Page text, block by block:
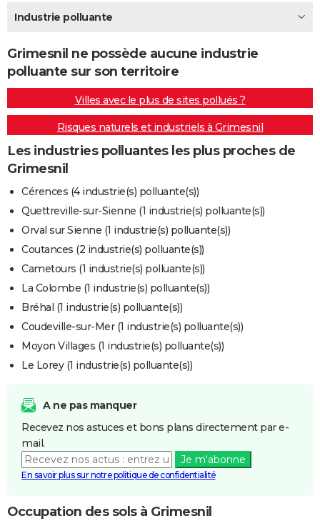
Destinations
City break
Voyage nature
Voyage de noces
Forum
Climat
+PHOTO
GUIDES D'ACHAT
BONS PLANS
CARTE DE VOEUX
Carte de Noël
Carte Bonne année
Carte Saint-Valentin
Carte Pâques
Carte d'anniversaire
DICTIONNAIRE
Dictionnaire
Biographies
Citations
Expressions
Proverbes
PROGRAMME TV
COPAINS D'AVANT
S'inscrire
Se connecter
Lycées
Collèges
Primaires
Universités
Entreprises
Service militaire
Avis de recherche
AVIS DE DÉCÈS
FORUM
Bricolage
Lifestyle
Culture
Sport
Auto
Television
Voyage
Cinema
Industrie polluante
Grimesnil ne possède aucune industrie
polluante sur son territoire
Villes avec le plus de sites pollués ?
Risques naturels et industriels à Grimesnil
Les industries polluantes les plus proches de
Grimesnil
Cérences (4 industrie(s) polluante(s))
Quettreville-sur-Sienne (1 industrie(s) polluante(s))
Orval sur Sienne (1 industrie(s) polluante(s))
Coutances (2 industrie(s) polluante(s))
Cametours (1 industrie(s) polluante(s))
La Colombe (1 industrie(s) polluante(s))
Bréhal (1 industrie(s) polluante(s))
Coudeville-sur-Mer (1 industrie(s) polluante(s))
Moyon Villages (1 industrie(s) polluante(s))
Le Lorey (1 industrie(s) polluante(s))
A ne pas manquer
Recevez nos astuces et bons plans directement par e-
mail.
Je m'abonne
En savoir plus sur notre politique de confidentialité
Occupation des sols à Grimesnil